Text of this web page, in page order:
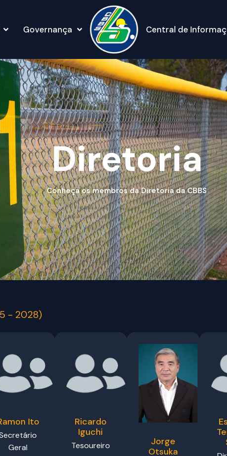
Governança Central de
Diretoria
Conheça os membros da Diretoria da CBBS
- 2028)
Ito
Geral
Ricardo
Iguchi
Tesoureiro
Jorge
Otsuka